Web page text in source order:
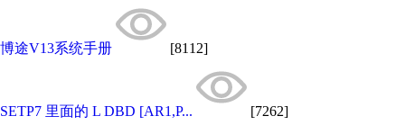
博途V13系统手册 [8112]
SETP7 里面的 L DBD [AR1,P... [7262]